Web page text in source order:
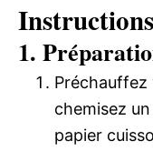
1.
Préchauffez
chemisez
papier